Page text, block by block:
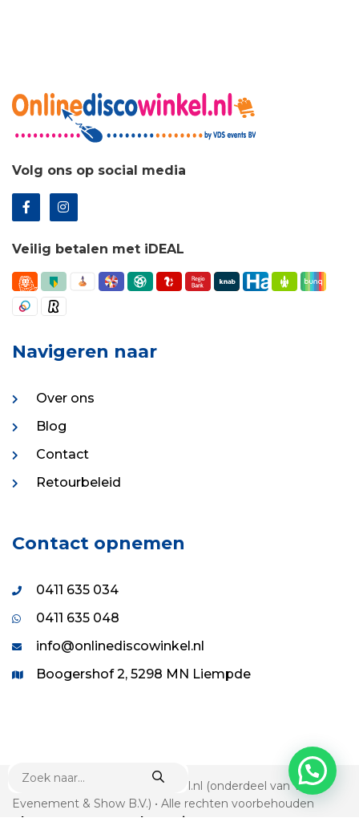
ZOEKEN
Volg ons op social media
Veilig betalen met iDEAL
Navigeren naar
Over ons
Blog
Contact
Retourbeleid
Contact opnemen
0411 635 034
0411 635 048
info@onlinediscowinkel.nl
Boogershof 2, 5298 MN Liempde
© 1995 - 2026 Onlinediscowinkel.nl (onderdeel van VDS
Evenement & Show B.V.) • Alle rechten voorbehouden
Algemene voorwaarden
Privacy statement